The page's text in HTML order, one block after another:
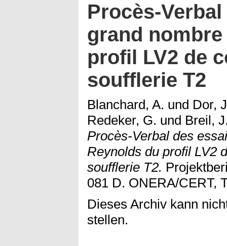
Procès-
grand
profil LV2 de
soufflerie T2
Blanchard, A. und Dor,
Redeker, G. und Breil,
Procès-Verbal des
Reynolds du profil LV2
soufflerie T2.
081 D. ONERA/CERT,
Dieses Archiv kann
stellen.